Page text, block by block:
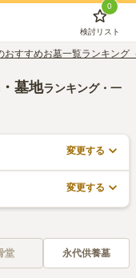
0
検討リスト
おすすめお墓一覧ランキング
墓地ランキング・一
変更する
変更する
堂 永代供養墓